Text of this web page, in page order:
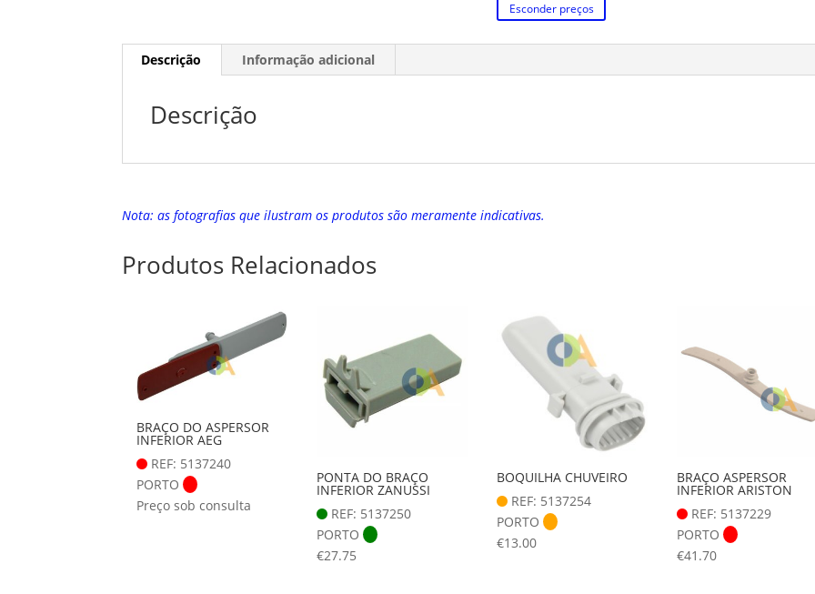
Esconder preços
Descrição Informação adicional
Descrição
Nota: as fotografias que ilustram os produtos são meramente indicativas.
Produtos Relacionados
BRAÇO DO ASPERSOR
INFERIOR AEG
REF: 5137240
PORTO
Preço sob consulta
PONTA DO BRAÇO
INFERIOR ZANUSSI
REF: 5137250
PORTO
€27.75
BOQUILHA CHUVEIRO
REF: 5137254
PORTO
€13.00
BRAÇO ASPERSOR
INFERIOR ARISTON
REF: 5137229
PORTO
€41.70